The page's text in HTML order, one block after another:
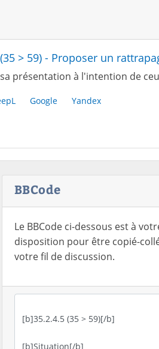
> 59) - Proposer un
présentation à l'intention de
Google Yandex
BBCode
Le BBCode ci-dessous est à
disposition pour être copié-
votre fil de discussion.